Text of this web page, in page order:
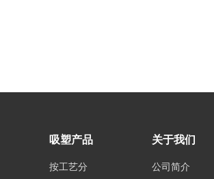
吸塑产品
按工艺分
关于我们
公司简介